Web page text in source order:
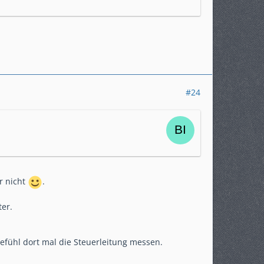
#24
nicht .
dort mal die Steuerleitung messen.